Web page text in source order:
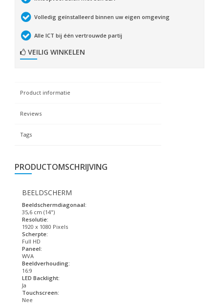
Volledig geïnstalleerd binnen uw eigen omgeving
Alle ICT bij één vertrouwde partij
VEILIG WINKELEN
Product informatie
Reviews
Tags
PRODUCTOMSCHRIJVING
BEELDSCHERM
Beeldschermdiagonaal:
35,6 cm (14")
Resolutie:
1920 x 1080 Pixels
Scherpte:
Full HD
Paneel:
WVA
Beeldverhouding:
16:9
LED Backlight:
Ja
Touchscreen:
Nee